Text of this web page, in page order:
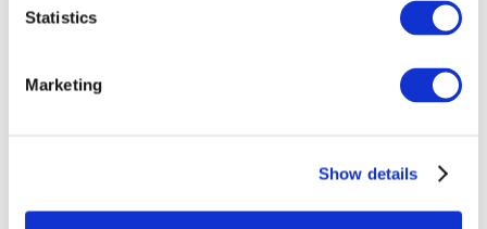
Statistics
Marketing
Show details
Наша спецпропозиція